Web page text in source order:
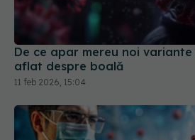
De ce apar mereu noi variante
aflat despre boală
11 feb 2026, 15:04